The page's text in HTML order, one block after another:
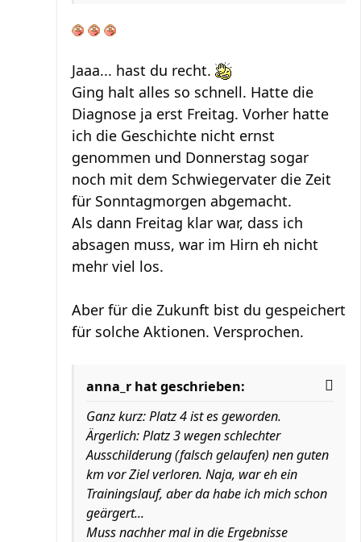
Jaaa... hast du recht.
Ging halt alles so schnell. Hatte die
Diagnose ja erst Freitag. Vorher hatte
ich die Geschichte nicht ernst
genommen und Donnerstag sogar
noch mit dem Schwiegervater die Zeit
für Sonntagmorgen abgemacht.
Als dann Freitag klar war, dass ich
absagen muss, war im Hirn eh nicht
mehr viel los.
Aber für die Zukunft bist du gespeichert
für solche Aktionen. Versprochen.
anna_r hat geschrieben:
Ganz kurz: Platz 4 ist es geworden.
Ärgerlich: Platz 3 wegen schlechter
Ausschilderung (falsch gelaufen) nen guten
km vor Ziel verloren. Naja, war eh ein
Trainingslauf, aber da habe ich mich schon
geärgert...
Muss nachher mal in die Ergebnisse